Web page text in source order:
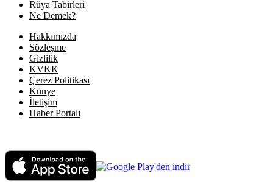
Rüya Tabirleri
Ne Demek?
Hakkımızda
Sözleşme
Gizlilik
KVKK
Çerez Politikası
Künye
İletişim
Haber Portalı